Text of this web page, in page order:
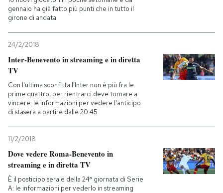
gennaio ha già fatto più punti che in tutto il
girone di andata
24/2/2018
Inter-Benevento in streaming e in diretta
TV
Con l'ultima sconfitta l'Inter non è più fra le
prime quattro, per rientrarci deve tornare a
vincere: le informazioni per vedere l'anticipo
di stasera a partire dalle 20.45
11/2/2018
Dove vedere Roma-Benevento in
streaming e in diretta TV
È il posticipo serale della 24ª giornata di Serie
A: le informazioni per vederlo in streaming